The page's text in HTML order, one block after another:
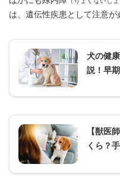
は、遺伝性疾患として注意が
犬の健
説！早
【獣医
くら？